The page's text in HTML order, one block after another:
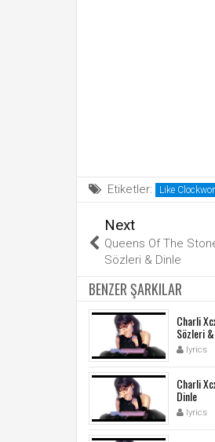
Etiketler: Like
Next
Queens Of The
Sözleri & Dinle
BENZER ŞARKILAR
Charli
Sözleri
lyrics
Charli
Dinle
lyrics